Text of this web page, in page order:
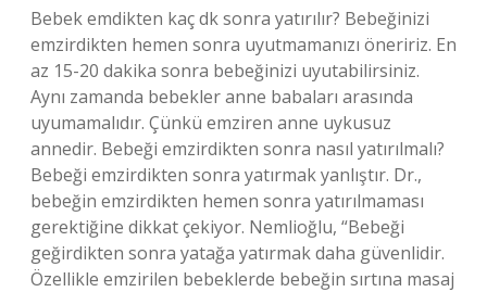
Bebek emdikten kaç dk sonra yatırılır? Bebeğinizi
emzirdikten hemen sonra uyutmamanızı öneririz. En
az 15-20 dakika sonra bebeğinizi uyutabilirsiniz.
Aynı zamanda bebekler anne babaları arasında
uyumamalıdır. Çünkü emziren anne uykusuz
annedir. Bebeği emzirdikten sonra nasıl yatırılmalı?
Bebeği emzirdikten sonra yatırmak yanlıştır. Dr.,
bebeğin emzirdikten hemen sonra yatırılmaması
gerektiğine dikkat çekiyor. Nemlioğlu, “Bebeği
geğirdikten sonra yatağa yatırmak daha güvenlidir.
Özellikle emzirilen bebeklerde bebeğin sırtına masaj